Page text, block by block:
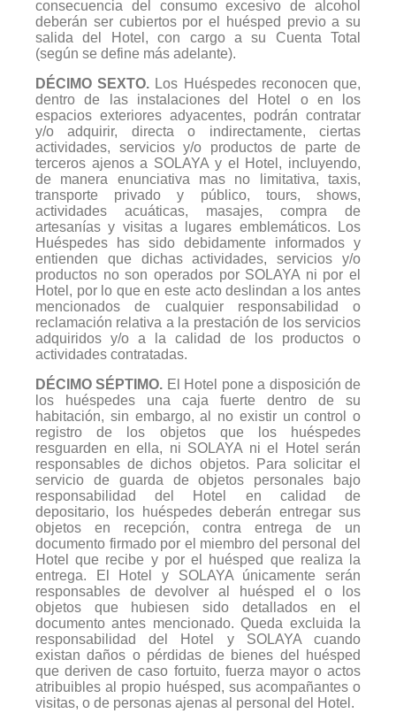
consecuencia del consumo excesivo de alcohol
deberán ser cubiertos por el huésped previo a su
salida del Hotel, con cargo a su Cuenta Total
(según se define más adelante).
DÉCIMO SEXTO. Los Huéspedes reconocen que,
dentro de las instalaciones del Hotel o en los
espacios exteriores adyacentes, podrán contratar
y/o adquirir, directa o indirectamente, ciertas
actividades, servicios y/o productos de parte de
terceros ajenos a SOLAYA y el Hotel, incluyendo,
de manera enunciativa mas no limitativa, taxis,
transporte privado y público, tours, shows,
actividades acuáticas, masajes, compra de
artesanías y visitas a lugares emblemáticos. Los
Huéspedes has sido debidamente informados y
entienden que dichas actividades, servicios y/o
productos no son operados por SOLAYA ni por el
Hotel, por lo que en este acto deslindan a los antes
mencionados de cualquier responsabilidad o
reclamación relativa a la prestación de los servicios
adquiridos y/o a la calidad de los productos o
actividades contratadas.
DÉCIMO SÉPTIMO. El Hotel pone a disposición de
los huéspedes una caja fuerte dentro de su
habitación, sin embargo, al no existir un control o
registro de los objetos que los huéspedes
resguarden en ella, ni SOLAYA ni el Hotel serán
responsables de dichos objetos. Para solicitar el
servicio de guarda de objetos personales bajo
responsabilidad del Hotel en calidad de
depositario, los huéspedes deberán entregar sus
objetos en recepción, contra entrega de un
documento firmado por el miembro del personal del
Hotel que recibe y por el huésped que realiza la
entrega. El Hotel y SOLAYA únicamente serán
responsables de devolver al huésped el o los
objetos que hubiesen sido detallados en el
documento antes mencionado. Queda excluida la
responsabilidad del Hotel y SOLAYA cuando
existan daños o pérdidas de bienes del huésped
que deriven de caso fortuito, fuerza mayor o actos
atribuibles al propio huésped, sus acompañantes o
visitas, o de personas ajenas al personal del Hotel.